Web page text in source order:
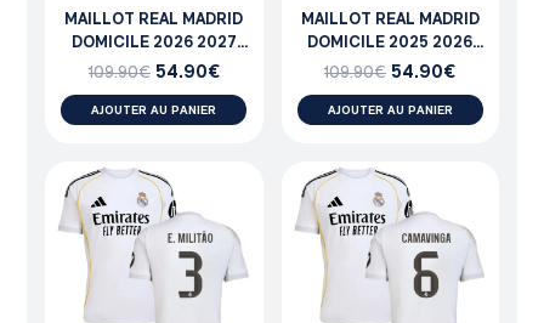
MAILLOT REAL MADRID
DOMICILE 2026 2027
MASTANTUONO
109.90€ 54.90€
AJOUTER AU PANIER
MAILLOT REAL MADRID
DOMICILE 2025 2026
CARVAJAL
109.90€ 54.90€
AJOUTER AU PANIER